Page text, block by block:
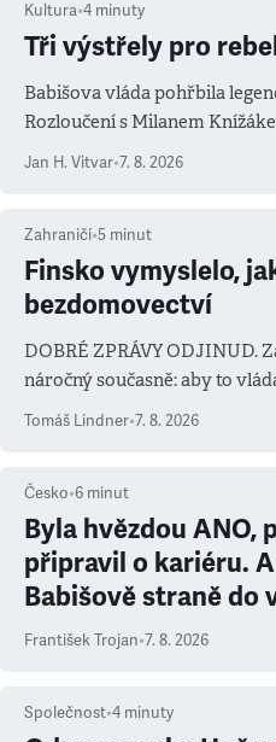
Kultura•4 minuty
Tři výstřely pro
Babišova vláda pohřbila
Rozloučení s Milanem
salvy i kritika pokrokářů
Jan H. Vitvar•7. 8. 2026
Zahraničí•5 minut
Finsko vymyslelo,
bezdomovectví
DOBRÉ ZPRÁVY ODJINUD.
náročný současně: aby to
prioritu
Tomáš Lindner•7. 8. 2026
Česko•6 minut
Byla hvězdou ANO,
připravil o kariéru.
Babišově straně do
František Trojan•7. 8. 2026
Společnost•4 minuty